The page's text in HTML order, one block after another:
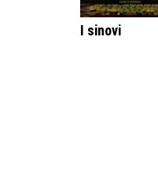
I sinovi